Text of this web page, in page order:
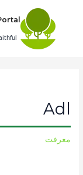
content
Adl
معرفت